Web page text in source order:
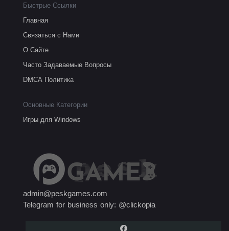
Быстрые Ссылки
Главная
Связаться с Нами
О Сайте
Часто Задаваемые Вопросы
DMCA Политика
Основные Категории
Игры для Windows
admin@peskgames.com
Telegram for business only: @clickopia